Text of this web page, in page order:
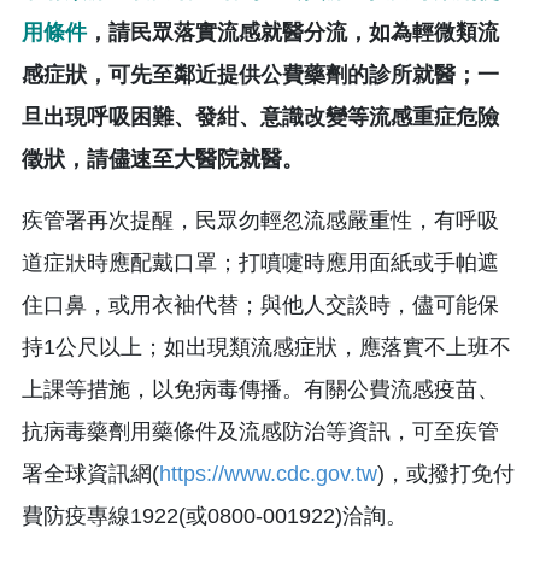
用條件，請民眾落實流感就醫分流，如為輕微類流
感症狀，可先至鄰近提供公費藥劑的診所就醫；一
旦出現呼吸困難、發紺、意識改變等流感重症危險
徵狀，請儘速至大醫院就醫。
疾管署再次提醒，民眾勿輕忽流感嚴重性，有呼吸
道症狀時應配戴口罩；打噴嚏時應用面紙或手帕遮
住口鼻，或用衣袖代替；與他人交談時，儘可能保
持1公尺以上；如出現類流感症狀，應落實不上班不
上課等措施，以免病毒傳播。有關公費流感疫苗、
抗病毒藥劑用藥條件及流感防治等資訊，可至疾管
署全球資訊網(https://www.cdc.gov.tw)，或撥打免付
費防疫專線1922(或0800-001922)洽詢。